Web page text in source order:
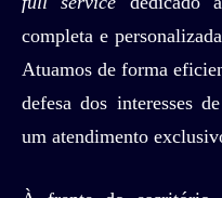
completa e
Atuamos de forma
defesa dos interesses
um atendimento